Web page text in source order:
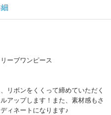
ーブワンピース
リボンをくくって締めていただく
アップします！また、素材感もさ
ィネートになります♪